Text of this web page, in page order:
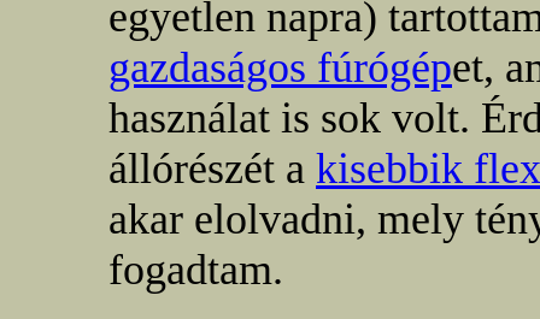
egyetlen napra)
gazdaságos fúrógépet,
használat is sok volt.
állórészét a kisebbik flex
akar elolvadni, mely
fogadtam.